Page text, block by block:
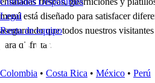
menú está diseñado para satisfacer
asegurando que todos nuestros
para disfrutar.
Legal
Renta de equipo
Colombia • Costa Rica • México • Perú